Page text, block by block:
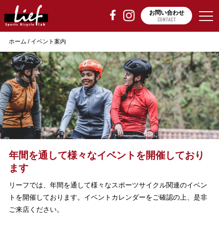
お問い合わせ
CONTACT
ホーム / イベント案内
年間を通して様々なイベントを開催しており
ます
リーフでは、年間を通して様々なスポーツサイクル関連のイベン
トを開催しております。イベントカレンダーをご確認の上、是非
ご来店ください。